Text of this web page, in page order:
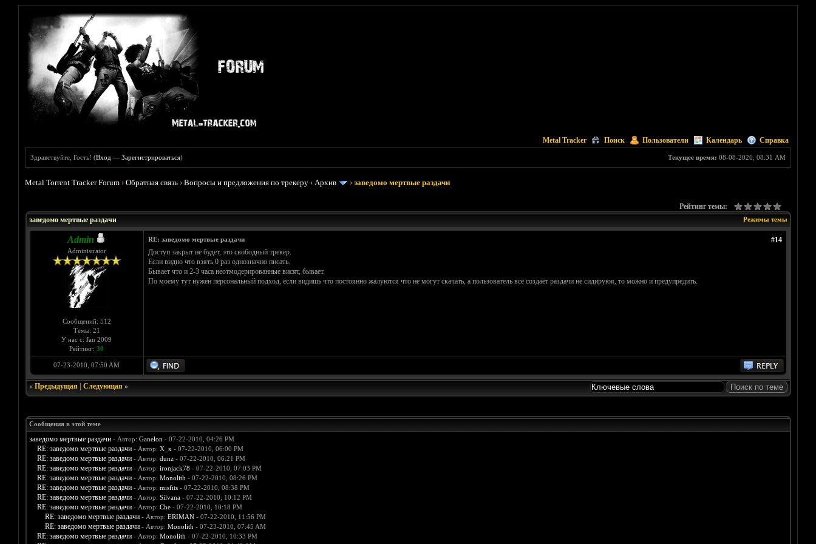
Metal Tracker Поиск Пользователи Календарь Справка
Текущее время: 08-08-2026, 08:31 AM
Здравствуйте, Гость! (Вход —Зарегистрироваться)
Metal Torrent Tracker Forum ›Обратная связь ›Вопросы и предложения по трекеру ›Архив ›заведомо мертвые раздачи
Рейтинг темы:
Режимы темы
заведомо мертвые раздачи
Admin
Administrator
Сообщений: 512
Темы: 21
У нас с: Jan 2009
Рейтинг: 30
#14
RE: заведомо мертвые раздачи
Доступ закрыт не будет, это свободный трекер.
Если видно что взять 0 раз однозначно писать.
Бывает что и 2-3 часа неотмодерированные висят, бывает.
По моему тут нужен персональный подход, если видишь что постоянно жалуются что не могут скачать, а пользователь всё создаёт раздачи не сидируюя, то можно и предупредить.
07-23-2010, 07:50 AM
« Предыдущая| Следующая»
Сообщения в этой теме
заведомо мертвые раздачи - Автор: Ganelon - 07-22-2010, 04:26 PM
RE: заведомо мертвые раздачи - Автор: X_x - 07-22-2010, 06:00 PM
RE: заведомо мертвые раздачи - Автор: dunz- 07-22-2010, 06:21 PM
RE: заведомо мертвые раздачи - Автор: ironjack78 - 07-22-2010, 07:03 PM
RE: заведомо мертвые раздачи - Автор: Monolith - 07-22-2010, 08:26 PM
RE: заведомо мертвые раздачи - Автор: misfits- 07-22-2010, 08:38 PM
RE: заведомо мертвые раздачи - Автор: Silvana- 07-22-2010, 10:12 PM
RE: заведомо мертвые раздачи - Автор: Che- 07-22-2010, 10:18 PM
RE: заведомо мертвые раздачи - Автор: ERIMAN- 07-22-2010, 11:56 PM
RE: заведомо мертвые раздачи - Автор: Monolith - 07-23-2010, 07:45 AM
RE: заведомо мертвые раздачи - Автор: Monolith - 07-22-2010, 10:33 PM